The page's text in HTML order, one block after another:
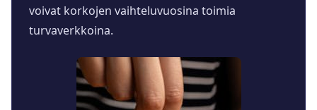
voivat korkojen vaihteluvuosina toimia
turvaverkkoina.